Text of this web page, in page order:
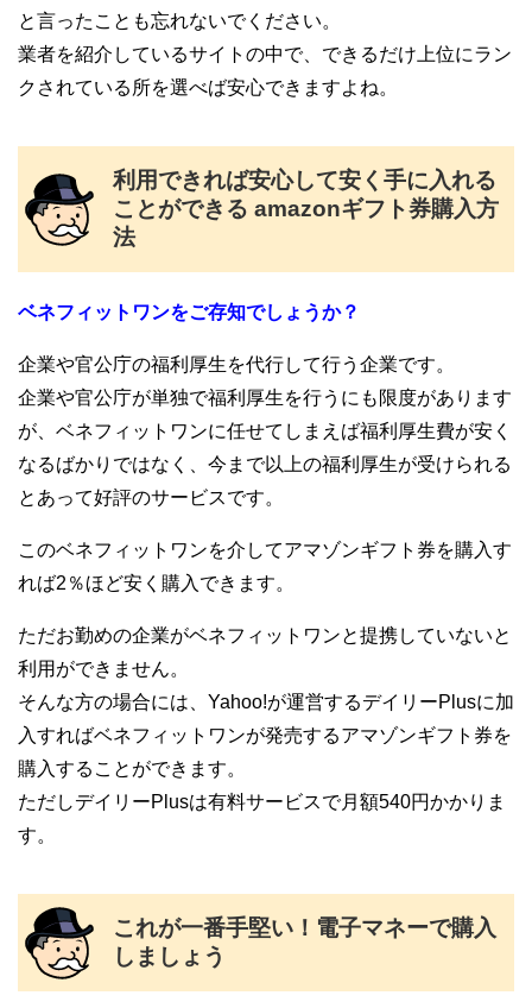
と言ったことも忘れないでください。
業者を紹介しているサイトの中で、できるだけ上位にラン
クされている所を選べば安心できますよね。
利用できれば安心して安く手に入れる
ことができる amazonギフト券購入方
法
ベネフィットワンをご存知でしょうか？
企業や官公庁の福利厚生を代行して行う企業です。
企業や官公庁が単独で福利厚生を行うにも限度があります
が、ベネフィットワンに任せてしまえば福利厚生費が安く
なるばかりではなく、今まで以上の福利厚生が受けられる
とあって好評のサービスです。
このベネフィットワンを介してアマゾンギフト券を購入す
れば2％ほど安く購入できます。
ただお勤めの企業がベネフィットワンと提携していないと
利用ができません。
そんな方の場合には、Yahoo!が運営するデイリーPlusに加
入すればベネフィットワンが発売するアマゾンギフト券を
購入することができます。
ただしデイリーPlusは有料サービスで月額540円かかりま
す。
これが一番手堅い！電子マネーで購入
しましょう